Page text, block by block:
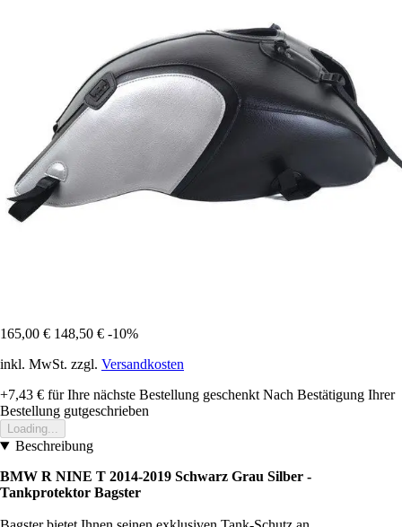
165,00 € 148,50 € -10%
inkl. MwSt. zzgl. Versandkosten
+7,43 € für Ihre nächste Bestellung geschenkt Nach Bestätigung Ihrer
Bestellung gutgeschrieben
Loading...
Beschreibung
BMW R NINE T 2014-2019 Schwarz Grau Silber -
Tankprotektor Bagster